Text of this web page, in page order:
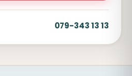
079-343 13 13